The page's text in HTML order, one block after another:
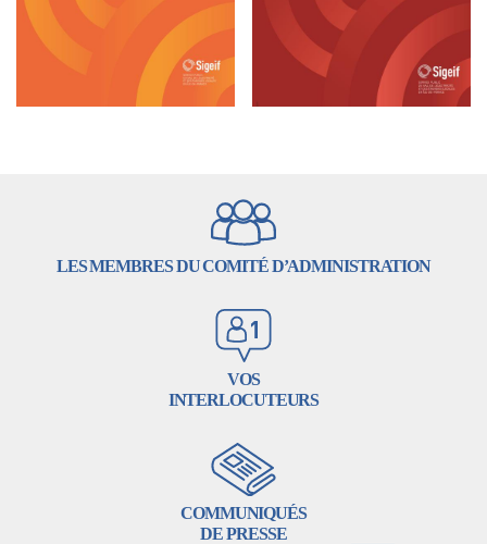
LES MEMBRES DU COMITÉ D’ADMINISTRATION
VOS
INTERLOCUTEURS
COMMUNIQUÉS
DE PRESSE